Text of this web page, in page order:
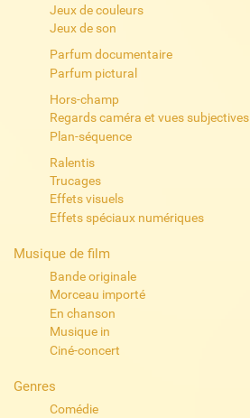
Jeux de couleurs
Jeux de son
Parfum documentaire
Parfum pictural
Hors-champ
Regards caméra et vues subjectives
Plan-séquence
Ralentis
Trucages
Effets visuels
Effets spéciaux numériques
Musique de film
Bande originale
Morceau importé
En chanson
Musique in
Ciné-concert
Genres
Comédie